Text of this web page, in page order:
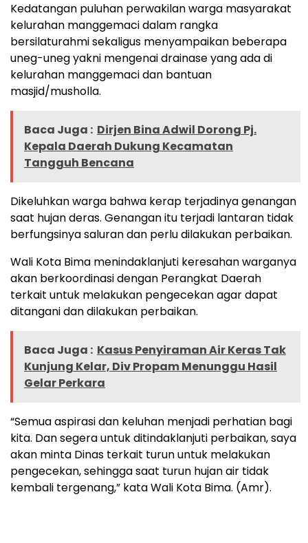
Kedatangan puluhan perwakilan warga masyarakat
kelurahan manggemaci dalam rangka
bersilaturahmi sekaligus menyampaikan beberapa
uneg-uneg yakni mengenai drainase yang ada di
kelurahan manggemaci dan bantuan
masjid/musholla.
Baca Juga : Dirjen Bina Adwil Dorong Pj.
Kepala Daerah Dukung Kecamatan
Tangguh Bencana
Dikeluhkan warga bahwa kerap terjadinya genangan
saat hujan deras. Genangan itu terjadi lantaran tidak
berfungsinya saluran dan perlu dilakukan perbaikan.
Wali Kota Bima menindaklanjuti keresahan warganya
akan berkoordinasi dengan Perangkat Daerah
terkait untuk melakukan pengecekan agar dapat
ditangani dan dilakukan perbaikan.
Baca Juga : Kasus Penyiraman Air Keras Tak
Kunjung Kelar, Div Propam Menunggu Hasil
Gelar Perkara
“Semua aspirasi dan keluhan menjadi perhatian bagi
kita. Dan segera untuk ditindaklanjuti perbaikan, saya
akan minta Dinas terkait turun untuk melakukan
pengecekan, sehingga saat turun hujan air tidak
kembali tergenang,” kata Wali Kota Bima. (Amr).